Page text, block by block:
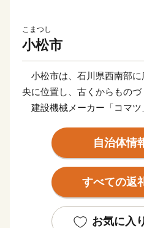
こまつし
小松市
小松市は、石川県西南部に
央に位置し、古くからものづ
建設機械メーカー「コマツ
町衆文化も脈々と継承され
つに数えられる「お旅まつ
250年の歴史を誇ります。
の関」、1300年の古湯「粟
自治体情
すべての返
お気に入